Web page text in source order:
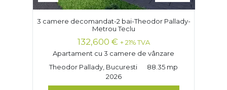
3 camere decomandat-2 bai-Theodor Pallady-
Metrou Teclu
132,600 € + 21% TVA
Apartament cu 3 camere de vânzare
Theodor Pallady, Bucuresti
88.35 mp
2026